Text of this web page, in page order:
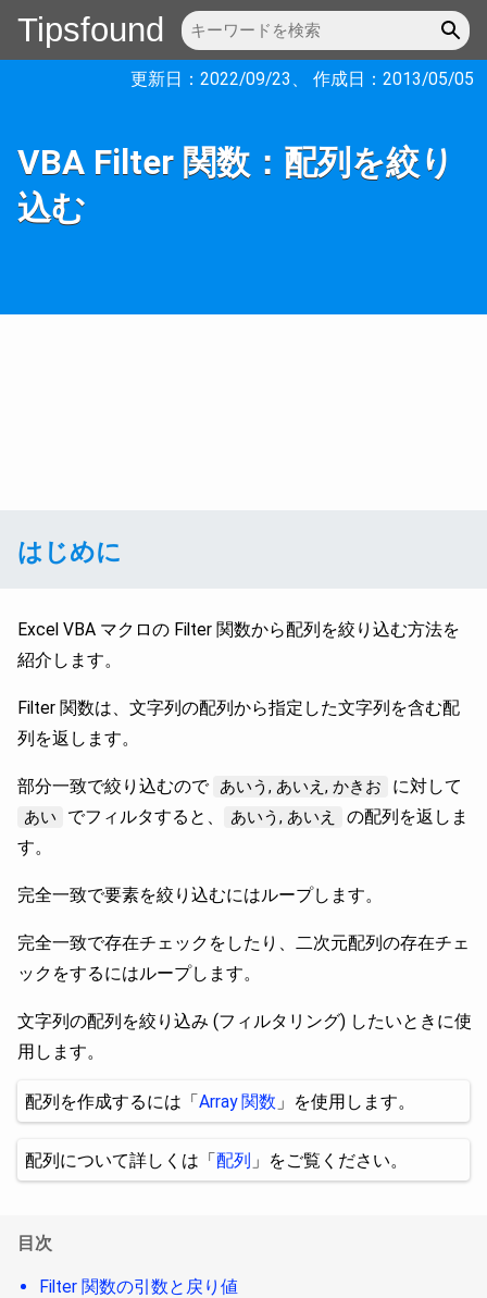
Tipsfound
更新日： 2022/09/23 、 作成日： 2013/05/05
VBA Filter 関数：配列を絞り
込む
はじめに
Excel VBA マクロの Filter 関数から配列を絞り込む方法を
紹介します。
Filter 関数は、文字列の配列から指定した文字列を含む配
列を返します。
部分一致で絞り込むので あいう, あいえ, かきお に対して
あい でフィルタすると、 あいう, あいえ
の配列を返しま
す。
完全一致で要素を絞り込むにはループします。
完全一致で存在チェックをしたり、二次元配列の存在チェ
ックをするにはループします。
文字列の配列を絞り込み (フィルタリング) したいときに使
用します。
配列を作成するには「Array 関数 」を使用します。
配列について詳しくは「配列 」をご覧ください。
目次
Filter 関数の引数と戻り値